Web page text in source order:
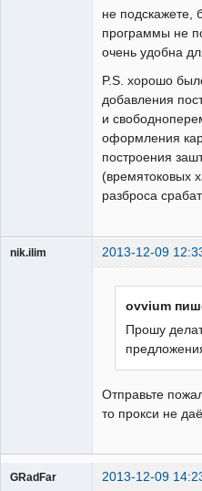
не подскажете,
программы не
очень удобна
P.S. хорошо
добавления
и
оформления
построения
(времятоковых
разброса
nik.ilim 2013-12-09
ovvium
Прошу
Отправьте
то прокси не
GRadFar 2013-12-09